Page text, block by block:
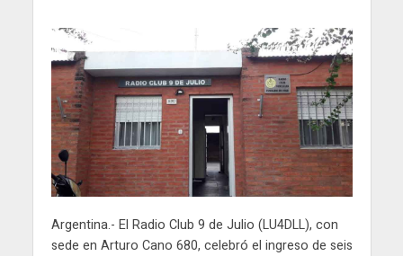
Argentina.- El Radio Club 9 de Julio (LU4DLL), con
sede en Arturo Cano 680, celebró el ingreso de seis